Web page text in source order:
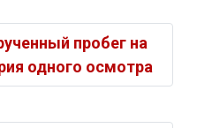
пробег на
одного осмотра